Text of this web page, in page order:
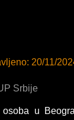
20/11/
Srbije
u